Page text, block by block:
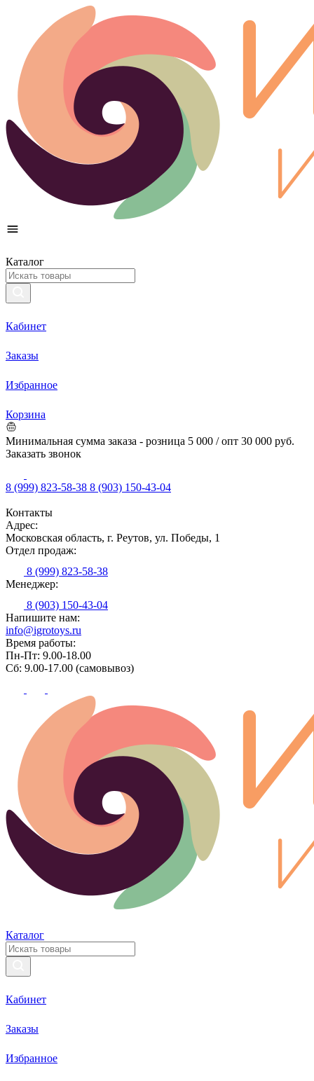
Каталог
Кабинет
Заказы
Избранное
Корзина
Минимальная сумма заказа - розница 5 000 / опт 30 000 руб.
Заказать звонок
8 (999) 823-58-38 8 (903) 150-43-04
Контакты
Адрес:
Московская область, г. Реутов, ул. Победы, 1
Отдел продаж:
8 (999) 823-58-38
Менеджер:
8 (903) 150-43-04
Напишите нам:
info@igrotoys.ru
Время работы:
Пн-Пт: 9.00-18.00
Сб: 9.00-17.00 (самовывоз)
Каталог
Кабинет
Заказы
Избранное